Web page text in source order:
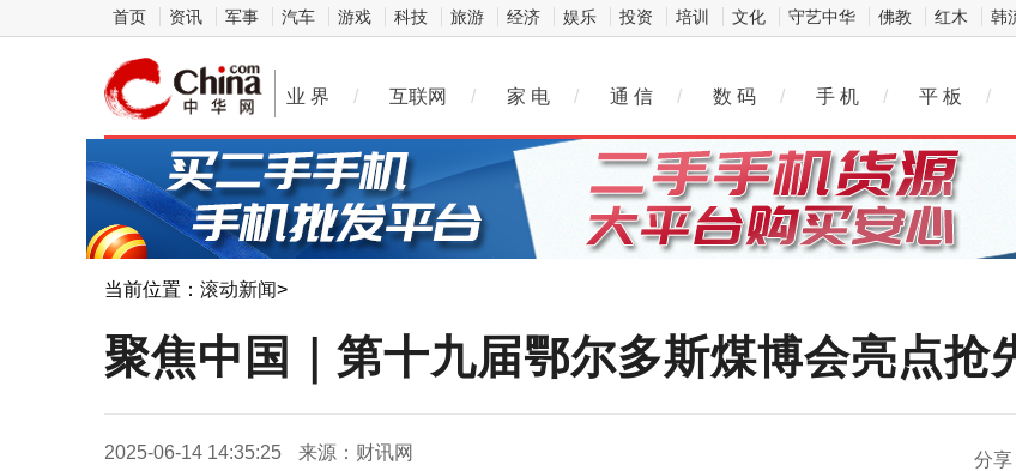
首页 资讯 军事 汽车 游戏 科技 旅游 经济 娱乐 投资 培训 文化 守艺中华 佛教 红木 韩
业 界 / 互联网 / 家 电 / 通 信 / 数 码 / 手 机 / 平 板 /
当前位置： 滚动新闻>
聚焦中国｜第十九届鄂尔多斯煤博会亮点抢
2025-06-14 14:35:25 来源：财讯网 分享